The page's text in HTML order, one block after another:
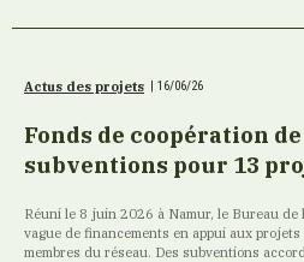
Actus des projets | 16/06/26
Fonds de coopération de
subventions pour 13
Réuni le 8 juin 2026 à Namur, le Bureau de
vague de financements en appui aux
membres du réseau. Des subventions